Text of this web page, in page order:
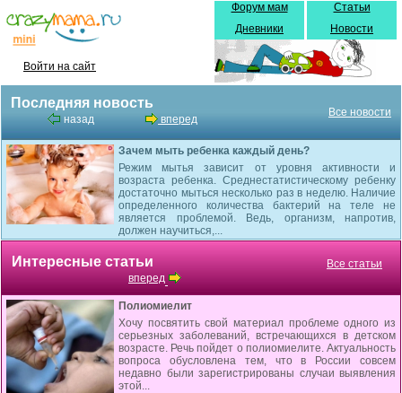
Войти на сайт
Форум мам
Дневники
Статьи
Новости
Последняя новость
назад вперед
Все новости
Зачем мыть ребенка каждый день?
Режим мытья зависит от уровня активности и
возраста ребенка. Среднестатистическому ребенку
достаточно мыться несколько раз в неделю. Наличие
определенного количества бактерий на теле не
является проблемой. Ведь, организм, напротив,
должен научиться,...
Интересные статьи
вперед
Все статьи
Полиомиелит
Хочу посвятить свой материал проблеме одного из
серьезных заболеваний, встречающихся в детском
возрасте. Речь пойдет о полиомиелите. Актуальность
вопроса обусловлена тем, что в России совсем
недавно были зарегистрированы случаи выявления
этой...